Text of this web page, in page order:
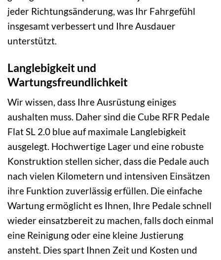
jeder Richtungsänderung, was Ihr Fahrgefühl
insgesamt verbessert und Ihre Ausdauer
unterstützt.
Langlebigkeit und
Wartungsfreundlichkeit
Wir wissen, dass Ihre Ausrüstung einiges
aushalten muss. Daher sind die Cube RFR Pedale
Flat SL 2.0 blue auf maximale Langlebigkeit
ausgelegt. Hochwertige Lager und eine robuste
Konstruktion stellen sicher, dass die Pedale auch
nach vielen Kilometern und intensiven Einsätzen
ihre Funktion zuverlässig erfüllen. Die einfache
Wartung ermöglicht es Ihnen, Ihre Pedale schnell
wieder einsatzbereit zu machen, falls doch einmal
eine Reinigung oder eine kleine Justierung
ansteht. Dies spart Ihnen Zeit und Kosten und